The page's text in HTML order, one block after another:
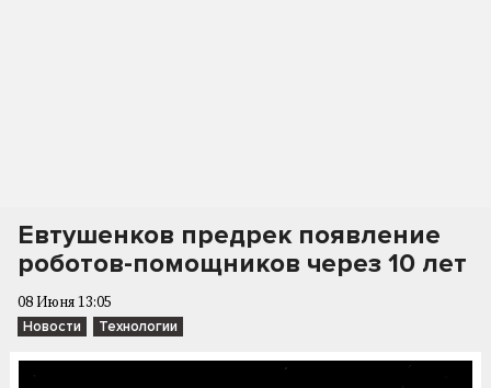
Евтушенков предрек появление
роботов-помощников через 10 лет
08 Июня 13:05
Новости Технологии